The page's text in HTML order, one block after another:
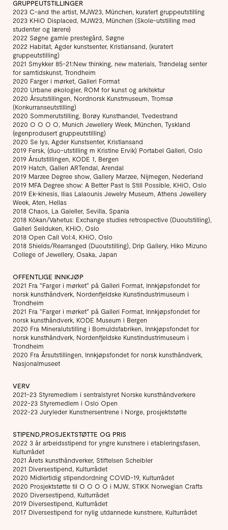
GRUPPEUTSTILLINGER
2023 C-and the artist, MJW23, München, kuratert gruppeutstilling
2023 KHiO Displaced, MJW23, München (Skole-utstilling med
studenter og lærere)
2022 Søgne gamle prestegård, Søgne
2022 Habitat, Agder kunstsenter, Kristiansand, (kuratert
gruppeutstilling)
2021 Smykker 85-21:New thinking, new materials, Trøndelag senter
for samtidskunst, Trondheim
2020 Farger i mørket, Galleri Format
2020 Urbane økologier, ROM for kunst og arkitektur
2020 Årsutstillingen, Nordnorsk Kunstmuseum, Tromsø
(Konkurranseutstilling)
2020 Sommerutstilling, Borøy Kunsthandel, Tvedestrand
2020 O O O O, Munich Jewellery Week, München, Tyskland
(egenprodusert gruppeutstilling)
2020 Se lys, Agder Kunstsenter, Kristiansand
2019 Fersk, (duo-utstilling m Kristine Ervik) Portabel Galleri, Oslo
2019 Årsutstillingen, KODE 1, Bergen
2019 Hatch, Galleri ARTendal, Arendal
2019 Marzee Degree show, Gallery Marzee, Nijmegen, Nederland
2019 MFA Degree show: A Better Past Is Still Possible, KHiO, Oslo
2019 Ek-kinesis, Ilias Lalaounis Jewelry Museum, Athens Jewellery
Week, Aten, Hellas
2018 Chaos, La Galeller, Sevilla, Spania
2018 Kōkan/Vahetus: Exchange studies retrospective (Duoutstilling),
Galleri Seilduken, KHiO, Oslo
2018 Open Call Vol:4, KHiO, Oslo
2018 Shields/Rearranged (Duoutstilling), Drip Gallery, Hiko Mizuno
College of Jewellery, Osaka, Japan
OFFENTLIGE INNKJØP
2021 Fra “Farger i mørket” på Galleri Format, Innkjøpsfondet for
norsk kunsthåndverk, Nordenfjeldske Kunstindustrimuseum i
Trondheim
2021 Fra “Farger i mørket” på Galleri Format, Innkjøpsfondet for
norsk kunsthåndverk, KODE Museum i Bergen
2020 Fra Mineralutstilling i Bomuldsfabriken, Innkjøpsfondet for
norsk kunsthåndverk, Nordenfjeldske Kunstindustrimuseum i
Trondheim
2020 Fra Årsutstillingen, Innkjøpsfondet for norsk kunsthåndverk,
Nasjonalmuseet
VERV
2021-23 Styremedlem i sentralstyret Norske kunsthåndverkere
2022-23 Styremedlem i Oslo Open
2022-23 Juryleder Kunstnersentrene i Norge, prosjektstøtte
STIPEND,PROSJEKTSTØTTE OG PRIS
2022 3 år arbeidsstipend for yngre kunstnere i etableringsfasen,
Kulturrådet
2021 Årets kunsthåndverker, Stiftelsen Scheibler
2021 Diversestipend, Kulturrådet
2020 Midlertidig stipendordning COVID-19, Kulturrådet
2020 Prosjektstøtte til O O O O i MJW, STIKK Norwegian Crafts
2020 Diversestipend, Kulturrådet
2019 Diversestipend, Kulturrådet
2017 Diversestipend for nylig utdannede kunstnere, Kulturrådet